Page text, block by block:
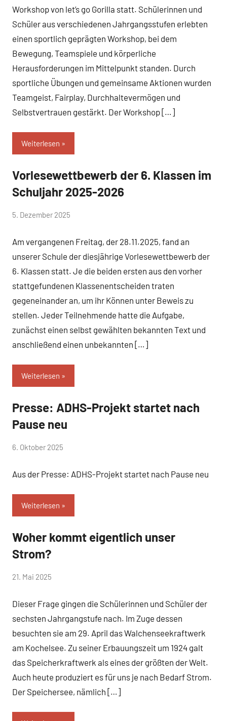
Workshop von let’s go Gorilla statt. Schülerinnen und
Schüler aus verschiedenen Jahrgangsstufen erlebten
einen sportlich geprägten Workshop, bei dem
Bewegung, Teamspiele und körperliche
Herausforderungen im Mittelpunkt standen. Durch
sportliche Übungen und gemeinsame Aktionen wurden
Teamgeist, Fairplay, Durchhaltevermögen und
Selbstvertrauen gestärkt. Der Workshop […]
Weiterlesen
Allgemein
Vorlesewettbewerb der 6. Klassen im
Schuljahr 2025-2026
von
Peißenberg
5. Dezember 2025
Am vergangenen Freitag, der 28.11.2025, fand an
unserer Schule der diesjährige Vorlesewettbewerb der
6. Klassen statt. Je die beiden ersten aus den vorher
stattgefundenen Klassenentscheiden traten
gegeneinander an, um ihr Können unter Beweis zu
stellen. Jeder Teilnehmende hatte die Aufgabe,
zunächst einen selbst gewählten bekannten Text und
anschließend einen unbekannten […]
Weiterlesen
Allgemein
Presse: ADHS-Projekt startet nach
Pause neu
von
Peißenberg
6. Oktober 2025
Aus der Presse: ADHS-Projekt startet nach Pause neu
Weiterlesen
Allgemein
Woher kommt eigentlich unser
Strom?
von
Peißenberg
21. Mai 2025
Dieser Frage gingen die Schülerinnen und Schüler der
sechsten Jahrgangstufe nach. Im Zuge dessen
besuchten sie am 29. April das Walchenseekraftwerk
am Kochelsee. Zu seiner Erbauungszeit um 1924 galt
das Speicherkraftwerk als eines der größten der Welt.
Auch heute produziert es für uns je nach Bedarf Strom.
Der Speichersee, nämlich […]